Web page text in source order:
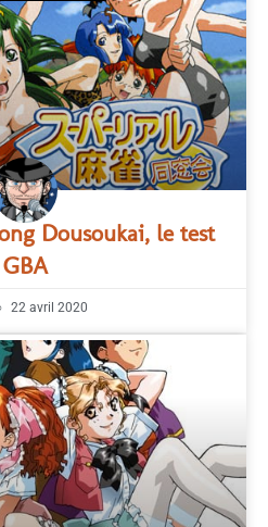
Dousoukai, le test
GBA
22 avril 2020